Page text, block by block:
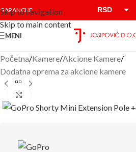
Skip to navigation
Skip to main content
GARANCIJE RSD
MENI
Početna/Kamere/Akcione Kamere/
Dodatna oprema za akcione kamere